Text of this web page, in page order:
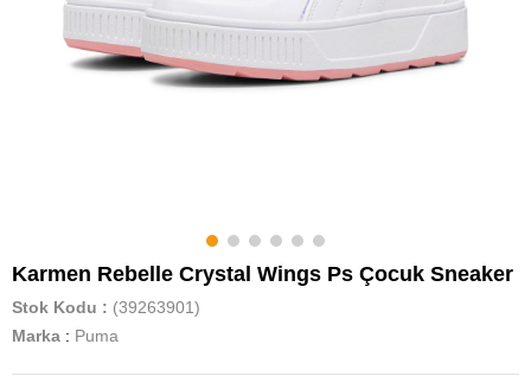
Karmen Rebelle Crystal Wings Ps Çocuk Sneaker
Stok Kodu
(39263901)
Marka : Puma